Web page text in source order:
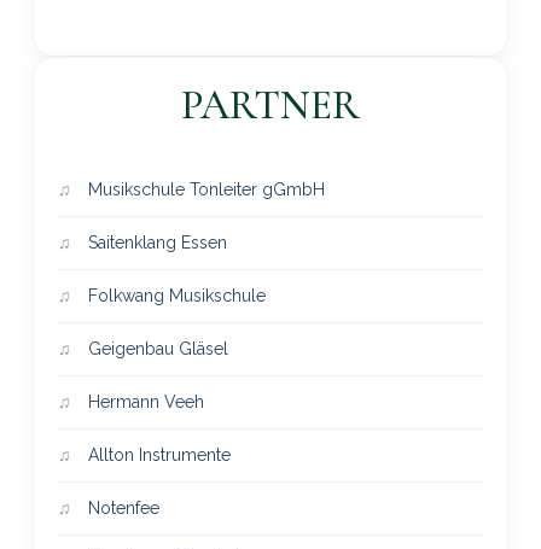
PARTNER
Musikschule Tonleiter gGmbH
Saitenklang Essen
Folkwang Musikschule
Geigenbau Gläsel
Hermann Veeh
Allton Instrumente
Notenfee